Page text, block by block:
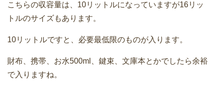
こちらの収容量は、10リットルになっていますが16リッ
トルのサイズもあります。
10リットルですと、必要最低限のものが入ります。
財布、携帯、お水500ml、鍵束、文庫本とかでしたら余裕
で入りますね。